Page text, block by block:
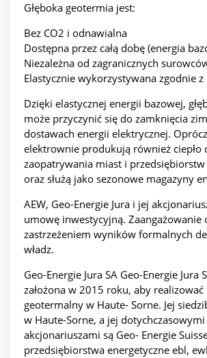
Głęboka geotermia jest:
Bez CO2 i odnawialna
Dostępna przez całą dobę (energia
Niezależna od zagranicznych
Elastycznie wykorzystywana zgodnie
Dzięki elastycznej energii bazowej,
może przyczynić się do zamknięcia
dostawach energii elektrycznej.
elektrownie produkują również ciepło
zaopatrywania miast i przedsiębiorstw
oraz służą jako sezonowe magazyny
AEW, Geo-Energie Jura i jej
umowę inwestycyjną. Zaangażowanie
zastrzeżeniem wyników formalnych
władz.
Geo-Energie Jura SA Geo-Energie Jura
założona w 2015 roku, aby
geotermalny w Haute- Sorne. Jej
w Haute-Sorne, a jej dotychczasowymi
akcjonariuszami są Geo- Energie
przedsiębiorstwa energetyczne ebl,